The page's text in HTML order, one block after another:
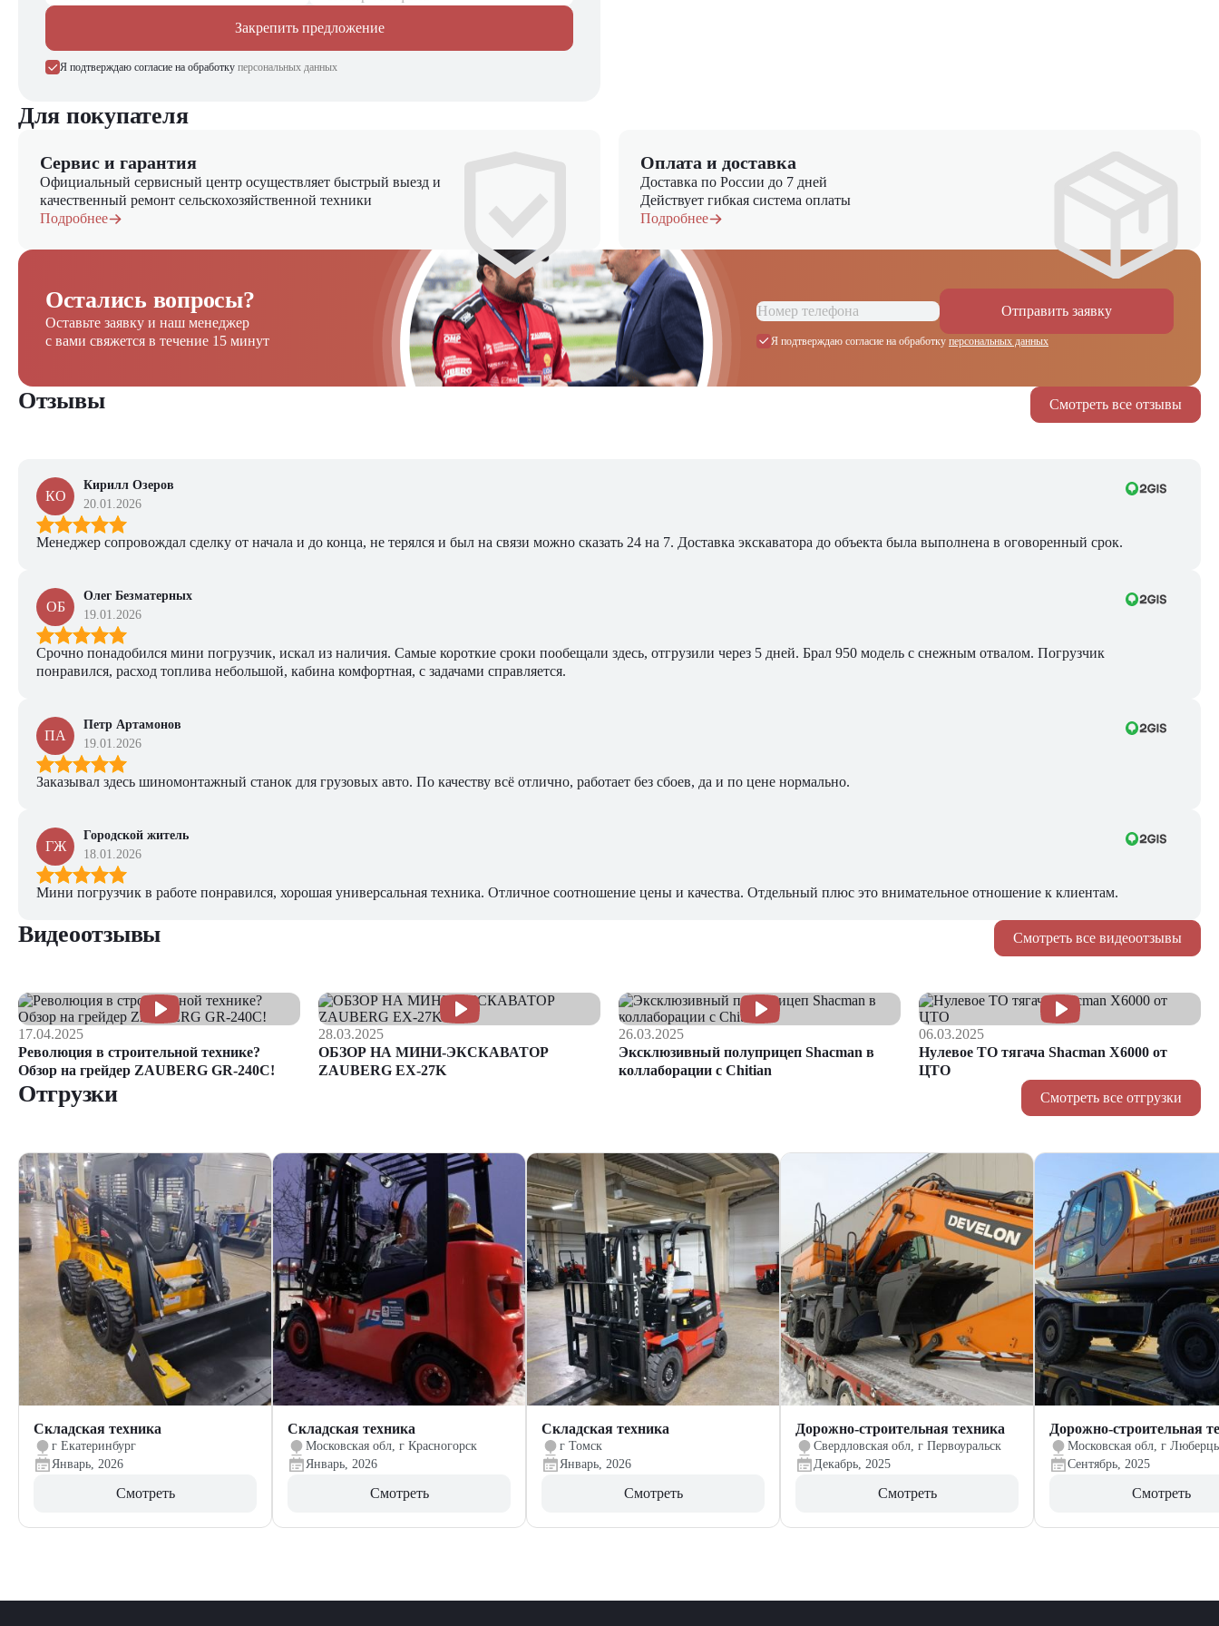
Закрепить предложение
Я подтверждаю согласие на обработку персональных данных
Для покупателя
Сервис и гарантия
Официальный сервисный центр осуществляет быстрый выезд и
качественный ремонт сельскохозяйственной техники
Подробнее
Оплата и доставка
Доставка по России до 7 дней
Действует гибкая система оплаты
Подробнее
Остались вопросы?
Оставьте заявку и наш менеджер
с вами свяжется в течение 15 минут
Отправить заявку
Я подтверждаю согласие на обработку персональных данных
Смотреть все отзывы
Отзывы
КО
Кирилл Озеров
20.01.2026
Менеджер сопровождал сделку от начала и до конца, не терялся и был на связи можно сказать 24 на 7. Доставка экскаватора до объекта была выполнена в оговоренный срок.
ОБ
Олег Безматерных
19.01.2026
Срочно понадобился мини погрузчик, искал из наличия. Самые короткие сроки пообещали здесь, отгрузили через 5 дней. Брал 950 модель с снежным отвалом. Погрузчик
понравился, расход топлива небольшой, кабина комфортная, с задачами справляется.
ПА
Петр Артамонов
19.01.2026
Заказывал здесь шиномонтажный станок для грузовых авто. По качеству всё отлично, работает без сбоев, да и по цене нормально.
ГЖ
Городской житель
18.01.2026
Мини погрузчик в работе понравился, хорошая универсальная техника. Отличное соотношение цены и качества. Отдельный плюс это внимательное отношение к клиентам.
Смотреть все видеоотзывы
Видеоотзывы
17.04.2025
Революция в строительной технике?
Обзор на грейдер ZAUBERG GR-240C!
28.03.2025
ОБЗОР НА МИНИ-ЭКСКАВАТОР
ZAUBERG EX-27K
26.03.2025
Эксклюзивный полуприцеп Shacman в
коллаборации с Chitian
06.03.2025
Нулевое ТО тягача Shacman Х6000 от
ЦТО
Смотреть все отгрузки
Отгрузки
Складская техника
г Екатеринбург
Январь, 2026
Смотреть
Складская техника
Московская обл, г Красногорск
Январь, 2026
Смотреть
Складская техника
г Томск
Январь, 2026
Смотреть
Дорожно-строительная техника
Свердловская обл, г Первоуральск
Декабрь, 2025
Смотреть
Дорожно-строительная
Московская обл, г
Сентябрь, 2025
Смотреть